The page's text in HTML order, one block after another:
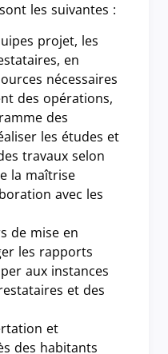
les suivantes :
projet, les
en
nécessaires
des opérations,
des
les études et
travaux selon
la maîtrise
avec les
de mise en
les rapports
aux instances
et des
et
des habitants